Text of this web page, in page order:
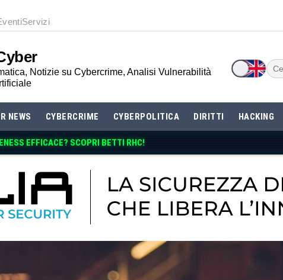
Servizi
Notizie su Cybercrime, Analisi Vulnerabilità
NEWS CYBERCRIME CYBERPOLITICA DIRITTI HACKING
EFFICACE? SCOPRI BETTI RHC!